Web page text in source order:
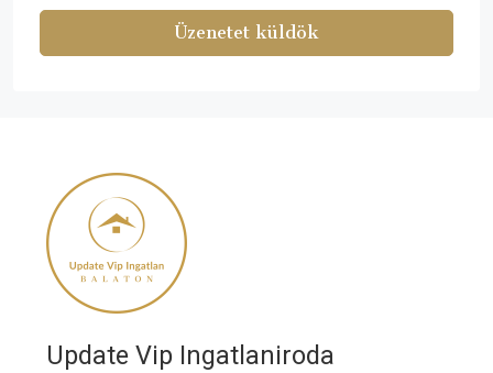
Üzenetet küldök
Update Vip Ingatlaniroda